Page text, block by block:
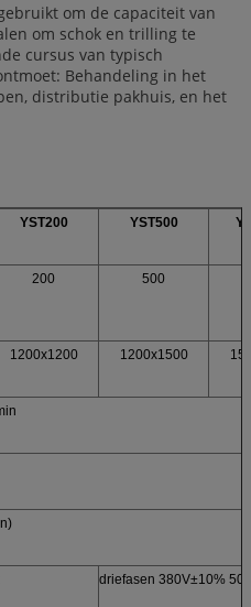
om de capaciteit van
om schok en trilling te
cursus van typisch
Behandeling in het
distributie pakhuis, en het
YST200 YST500
200 500
1200x1200 1200x1500
driefasen 380V±10%